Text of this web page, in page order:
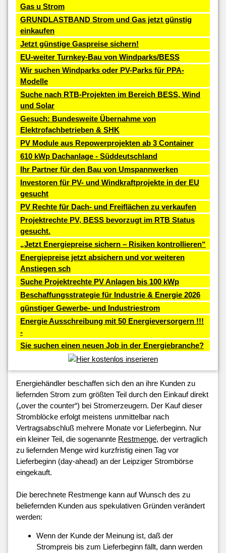
Gas u Strom
GRUNDLASTBAND Strom und Gas jetzt günstig
einkaufen
Jetzt günstige Gaspreise sichern!
EU-weiter Turnkey-Bau von Windparks/BESS
Wir suchen Windparks oder PV-Parks für PPA-
Modelle
Suche nach RTB-Projekten im Bereich BESS, Wind
und Solar
Gesuch: Bundesweite Übernahme von
Elektrofachbetrieben & SHK
PV Module aus Repowerprojekten ab 3 Container
610 kWp Dachanlage - Süddeutschland
Ihr Partner für den Bau von Umspannwerken
Investoren für PV- und Windkraftprojekte in der EU
gesucht
PV Rechte für Dach- und Freiflächen zu verkaufen
Projektrechte PV, BESS bevorzugt im RTB Status
gesucht.
„Jetzt Energiepreise sichern – Risiken kontrollieren“
Energiepreise jetzt absichern und vor weiteren
Anstiegen sch
Suche Projektrechte PV Anlagen bis 100 kWp
Beschaffungsstrategie für Industrie & Energie 2026
günstiger Gewerbe- und Industriestrom
Energie Ausschreibung mit 50 Energieversorgern !!!
-
Sie suchen einen neuen Job in der Energiebranche?
Energiehändler beschaffen sich den an ihre Kunden zu
liefernden Strom zum größten Teil durch den Einkauf direkt
(„over the counter“) bei Stromerzeugern. Der Kauf dieser
Stromblöcke erfolgt meistens unmittelbar nach
Vertragsabschluß mehrere Monate vor Lieferbeginn. Nur
ein kleiner Teil, die sogenannte Restmenge, der vertraglich
zu liefernden Menge wird kurzfristig einen Tag vor
Lieferbeginn (day-ahead) an der Leipziger Strombörse
eingekauft.
Die berechnete Restmenge kann auf Wunsch des zu
beliefernden Kunden aus spekulativen Gründen verändert
werden:
Wenn der Kunde der Meinung ist, daß der
Strompreis bis zum Lieferbeginn fällt, dann werden